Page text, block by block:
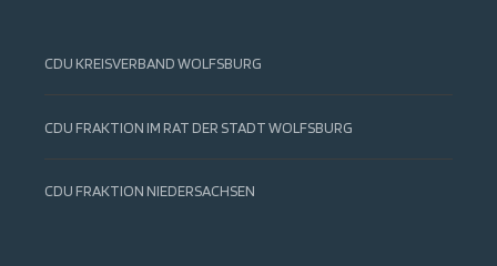
CDU KREISVERBAND WOLFSBURG
CDU FRAKTION IM RAT DER STADT WOLFSBURG
CDU FRAKTION NIEDERSACHSEN